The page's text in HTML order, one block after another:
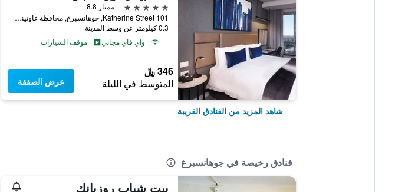
5 نجوم
ممتاز 8.8
101 Katherine Street, جوهانسبرغ, محافظة غاوتينج, جنوب أفريقيا
0.3 كيلومتر عن وسط المدينة
واي فاي مجاني
موقف السيارات
346 ﷼
المتوسط في الليلة عرض الصفقة
شاهد المزيد من الفنادق القريبة
فنادق رخيصة في جوهانسبرغ
بيت شباب روزبانك